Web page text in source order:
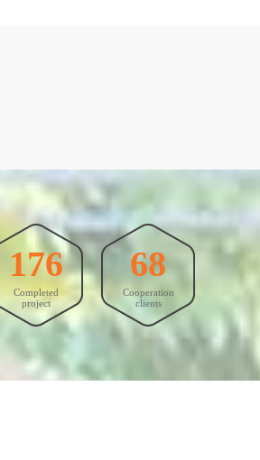
176
Completed
project
68
Cooperation
clients